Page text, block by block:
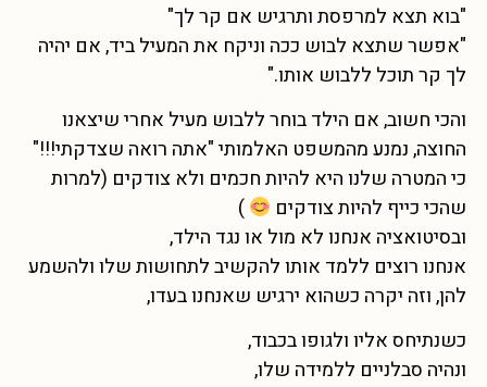
"בוא תצא למרפסת ותרגיש אם קר לך"
"אפשר שתצא לבוש ככה וניקח את המעיל ביד, אם יהיה
לך קר תוכל ללבוש אותו."
והכי חשוב, אם הילד בוחר ללבוש מעיל אחרי שיצאנו
החוצה, נמנע מהמשפט האלמותי "אתה רואה שצדקתי!!!"
כי המטרה שלנו היא להיות חכמים ולא צודקים (למרות
שהכי כייף להיות צודקים
)
ובסיטואציה אנחנו לא מול או נגד הילד,
אנחנו רוצים ללמד אותו להקשיב לתחושות שלו ולהשמע
להן, וזה יקרה כשהוא ירגיש שאנחנו בעדו,
כשנתיחס אליו ולגופו בכבוד,
ונהיה סבלניים ללמידה שלו,